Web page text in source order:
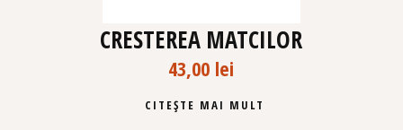
CRESTEREA MATCILOR
43,00 lei
CITEȘTE MAI MULT